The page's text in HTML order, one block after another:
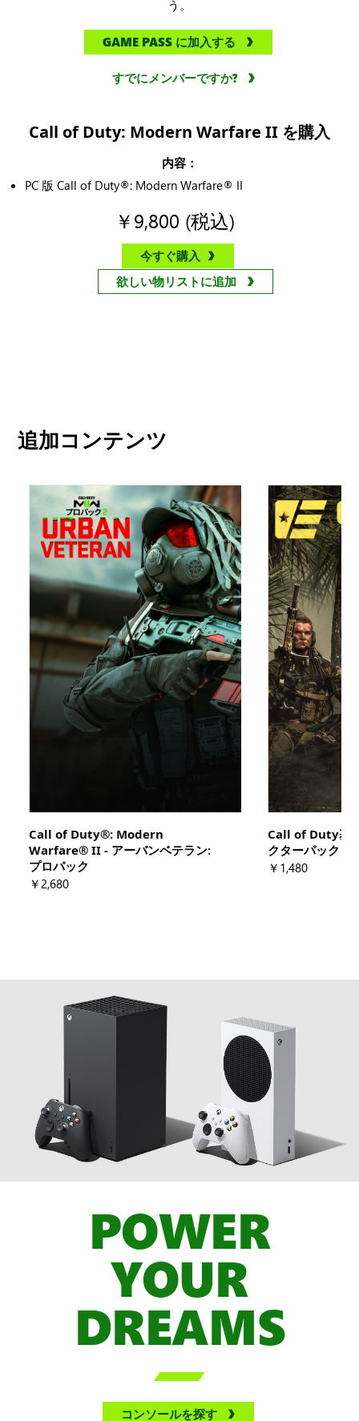
う。
GAME PASS に加入する
すでにメンバーですか?
Call of Duty: Modern Warfare II を購入
内容：
PC 版 Call of Duty®: Modern Warfare® II
￥9,800 (税込)
今すぐ購入
追加コンテンツ
Call of Duty®: Modern
Warfare® II - アーバンベテラン:
プロパック
Call of Duty基
クターパック
POWER
YOUR
DREAMS